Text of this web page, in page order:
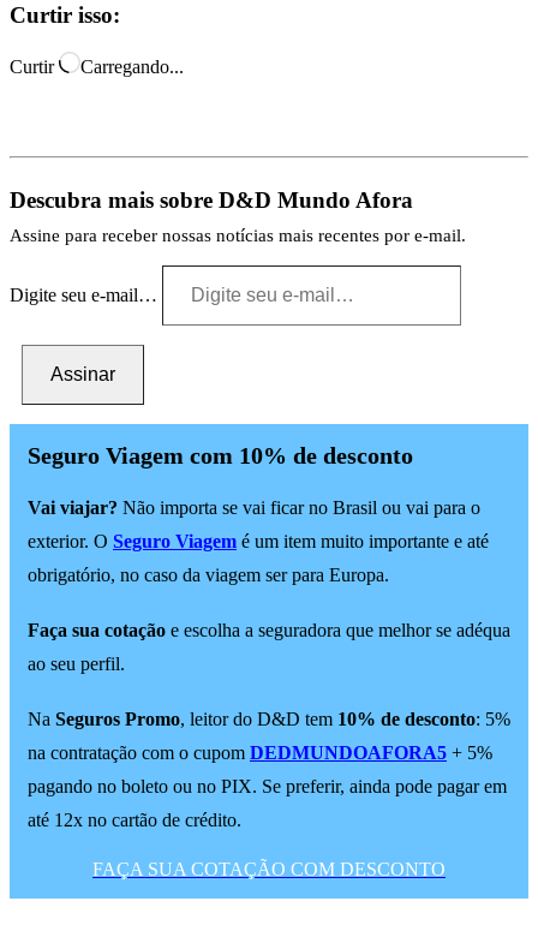
Curtir isso:
Curtir Carregando...
Descubra mais sobre D&D Mundo Afora
Assine para receber nossas notícias mais recentes por e-mail.
Digite seu e-mail…
Assinar
Seguro Viagem com 10% de desconto
Vai viajar? Não importa se vai ficar no Brasil ou vai para o
exterior. O Seguro Viagem é um item muito importante e até
obrigatório, no caso da viagem ser para Europa.
Faça sua cotação e escolha a seguradora que melhor se adéqua
ao seu perfil.
Na Seguros Promo, leitor do D&D tem 10% de desconto: 5%
na contratação com o cupom DEDMUNDOAFORA5 + 5%
pagando no boleto ou no PIX. Se preferir, ainda pode pagar em
até 12x no cartão de crédito.
FAÇA SUA COTAÇÃO COM DESCONTO